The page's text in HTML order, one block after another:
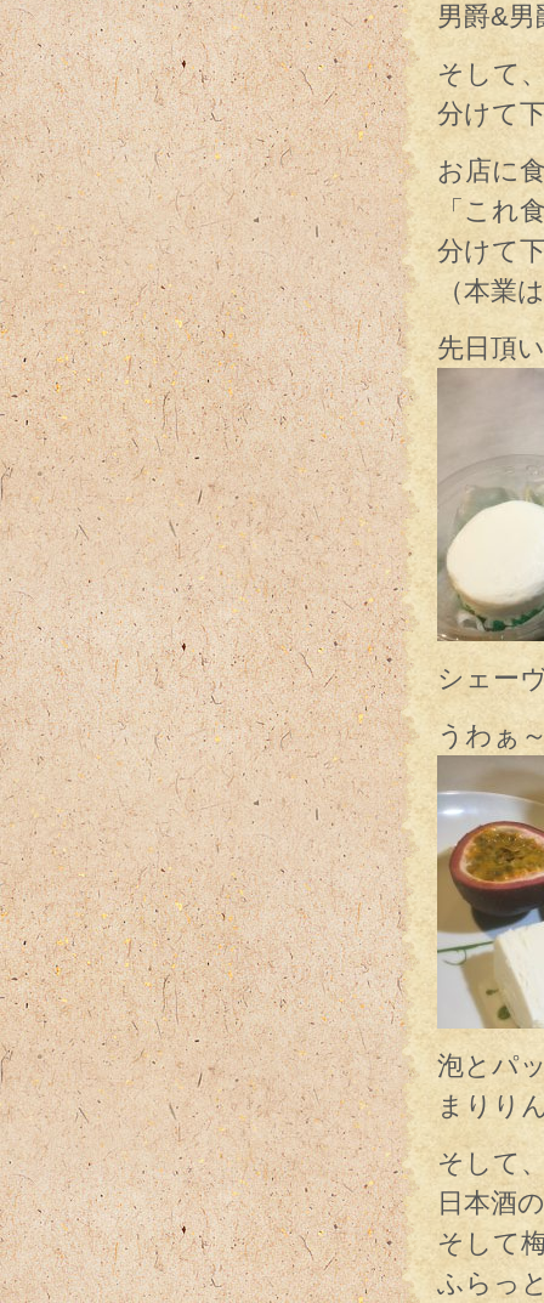
男爵&
そして
分けて
お店に
「これ
分けて
（本業
先日頂
シェー
うわぁ
泡とパ
まりり
そして
日本酒
そして
ふらっ